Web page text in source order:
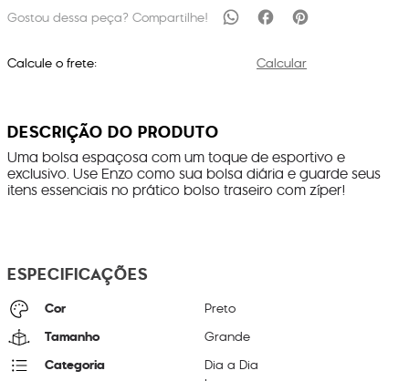
Calcule o frete: Calcular
DESCRIÇÃO DO PRODUTO
Uma bolsa espaçosa com um toque de esportivo e
exclusivo. Use Enzo como sua bolsa diária e guarde seus
itens essenciais no prático bolso traseiro com zíper!
ESPECIFICAÇÕES
Cor Preto
Tamanho Grande
Categoria
Dia a Dia